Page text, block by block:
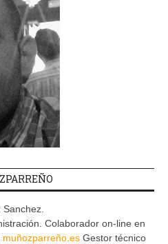
Colaborador on-line en
muñozparreño.es Gestor técnico